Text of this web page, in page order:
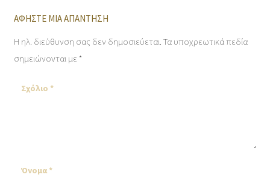
ΑΦΉΣΤΕ ΜΙΑ ΑΠΆΝΤΗΣΗ
Η ηλ. διεύθυνση σας δεν δημοσιεύεται. Τα υποχρεωτικά πεδία
σημειώνονται με *